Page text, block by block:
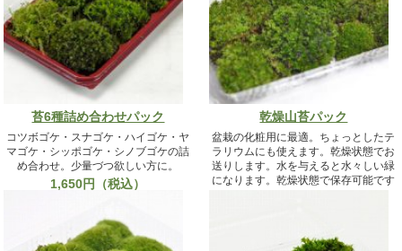
苔6種詰め合わせパック
コツボゴケ・スナゴケ・ハイゴケ・ヤ
マゴケ・シッポゴケ・シノブゴケの詰
め合わせ。少量づつ欲しい方に。
1,650円（税込）
乾燥山苔パック
盆栽の化粧用に最適。ちょっとしたテ
ラリウムにも使えます。乾燥状態でお
送りします。水を与えると水々しい緑
になります。乾燥状態で保存可能です